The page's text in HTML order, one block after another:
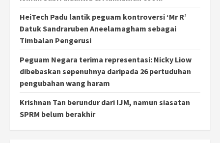
HeiTech Padu lantik peguam kontroversi ‘Mr R’
Datuk Sandraruben Aneelamagham sebagai
Timbalan Pengerusi
Peguam Negara terima representasi: Nicky Liow
dibebaskan sepenuhnya daripada 26 pertuduhan
pengubahan wang haram
Krishnan Tan berundur dari IJM, namun siasatan
SPRM belum berakhir